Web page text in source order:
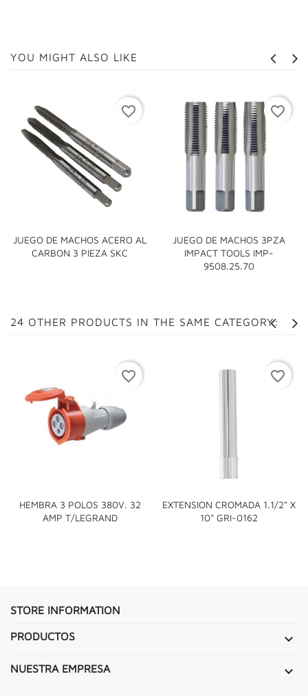
YOU MIGHT ALSO LIKE
JUEGO DE MACHOS ACERO AL
CARBON 3 PIEZA SKC
favorite_border
JUEGO DE MACHOS 3PZA
IMPACT TOOLS IMP-
9508.25.70
favorite_border
24 OTHER PRODUCTS IN THE SAME CATEGORY:
HEMBRA 3 POLOS 380V. 32
AMP T/LEGRAND
favorite_border
EXTENSION CROMADA 1.1/2" X
10" GRI-0162
favorite_border
STORE INFORMATION
PRODUCTOS 
NUESTRA EMPRESA 